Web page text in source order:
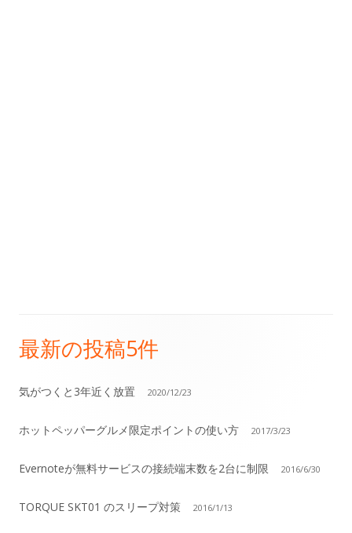
メ
イ
ド
最新の投稿5件
気がつくと3年近く放置 2020/12/23
ホットペッパーグルメ限定ポイントの使い方 2017/3/23
Evernoteが無料サービスの接続端末数を2台に制限 2016/6/30
TORQUE SKT01 のスリープ対策 2016/1/13